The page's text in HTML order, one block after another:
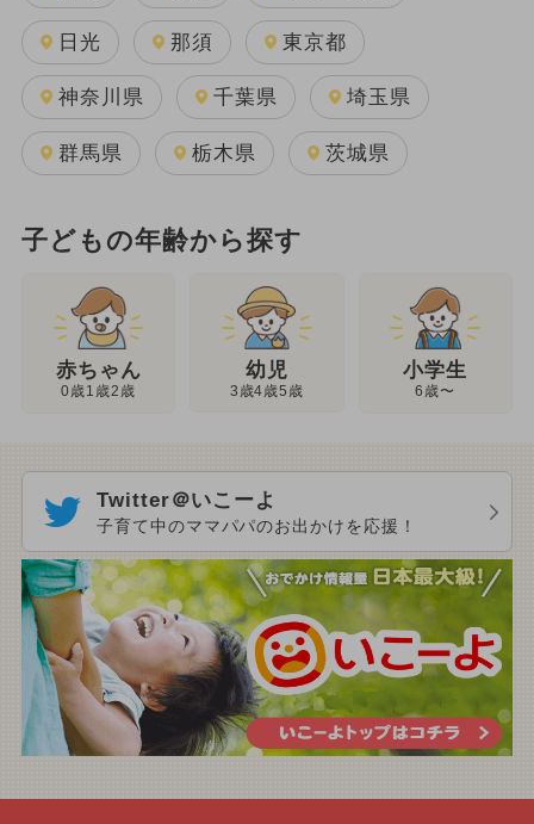
日光 那須 東京都
神奈川県 千葉県 埼玉県
群馬県 栃木県 茨城県
子どもの年齢から探す
赤ちゃん
0歳1歳2歳
幼児
3歳4歳5歳
小学生
6歳〜
Twitter＠いこーよ
子育て中のママパパのお出かけを応援！